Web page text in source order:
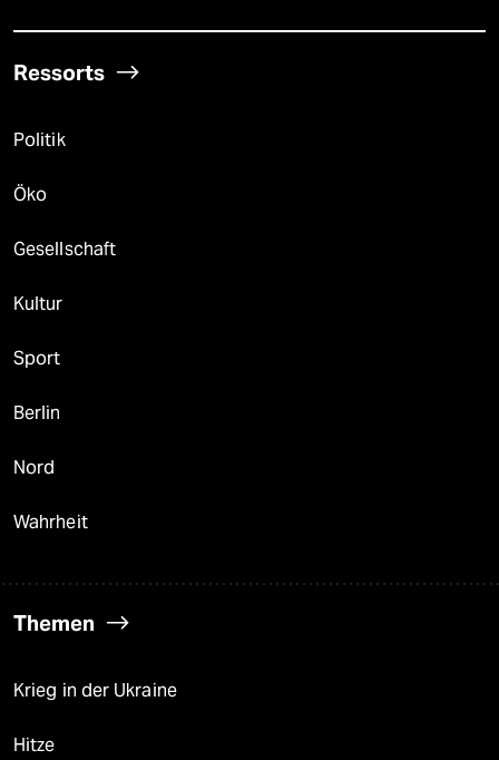
Ressorts
Politik
Öko
Gesellschaft
Kultur
Sport
Berlin
Nord
Wahrheit
Themen
Krieg in der Ukraine
Hitze